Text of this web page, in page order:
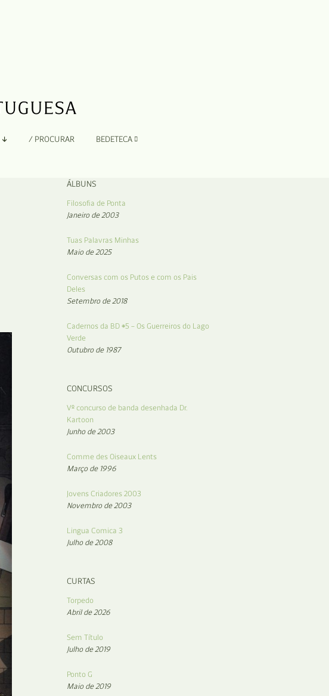
/ PROCURAR BEDETECA
ÁLBUNS
Filosofia de Ponta
Janeiro de 2003
Tuas Palavras Minhas
Maio de 2025
Conversas com os Putos e com os Pais
Deles
Setembro de 2018
Cadernos da BD #5 – Os Guerreiros do Lago
Verde
Outubro de 1987
CONCURSOS
Vº concurso de banda desenhada Dr.
Kartoon
Junho de 2003
Comme des Oiseaux Lents
Março de 1996
Jovens Criadores 2003
Novembro de 2003
Lingua Comica 3
Julho de 2008
CURTAS
Torpedo
Abril de 2026
Sem Título
Julho de 2019
Ponto G
Maio de 2019